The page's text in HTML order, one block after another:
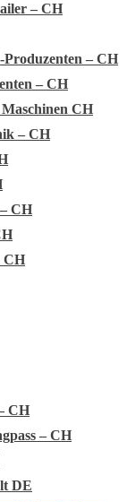
– CH
– CH
– CH
CH
– CH
CH
CH
CH
– CH
DE